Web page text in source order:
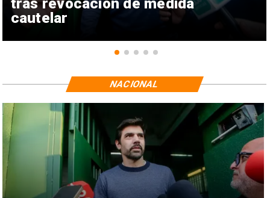
tras revocación de medida
cautelar
NACIONAL